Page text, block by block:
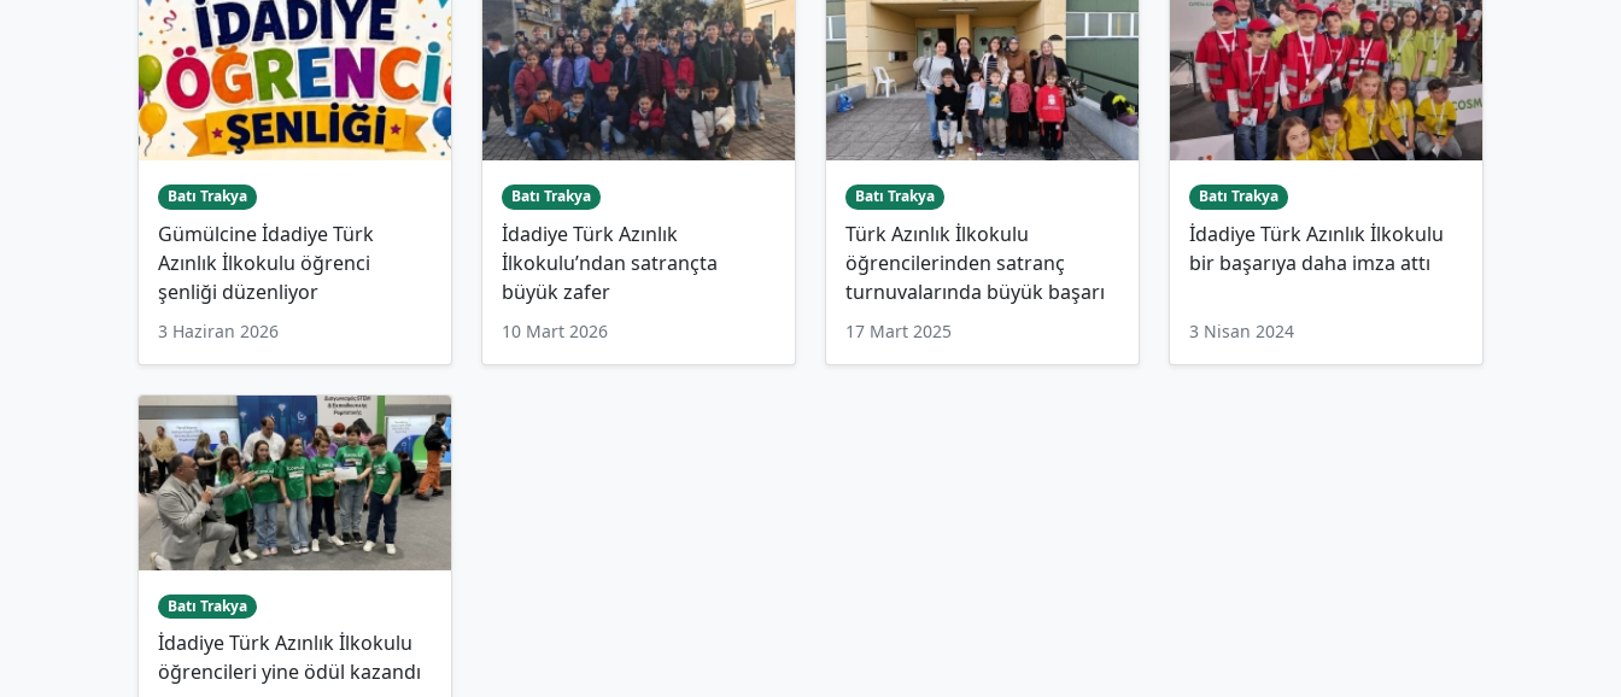
Batı Trakya
Gümülcine İdadiye Türk
Azınlık İlkokulu öğrenci
şenliği düzenliyor
3 Haziran 2026
Batı Trakya
İdadiye Türk Azınlık
İlkokulu’ndan satrançta
büyük zafer
10 Mart 2026
Batı Trakya
Türk Azınlık İlkokulu
öğrencilerinden satranç
turnuvalarında büyük başarı
17 Mart 2025
Batı Trakya
İdadiye Türk Azınlık İlkokulu
bir başarıya daha imza attı
3 Nisan 2024
Batı Trakya
İdadiye Türk Azınlık İlkokulu
öğrencileri yine ödül kazandı